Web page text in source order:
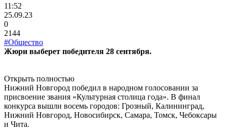
11:52
25.09.23
0
2144
#Общество
Жюри выберет победителя 28 сентября.
Открыть полностью
Нижний Новгород победил в народном голосовании за
присвоение звания «Культурная столица года». В финал
конкурса вышли восемь городов: Грозный, Калининград,
Нижний Новгород, Новосибирск, Самара, Томск, Чебоксары
и Чита.